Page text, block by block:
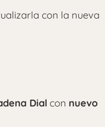
con la nueva
Dial con nuevo